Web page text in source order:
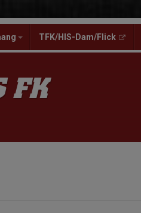
TFK/HIS-Dam/Flick
FK